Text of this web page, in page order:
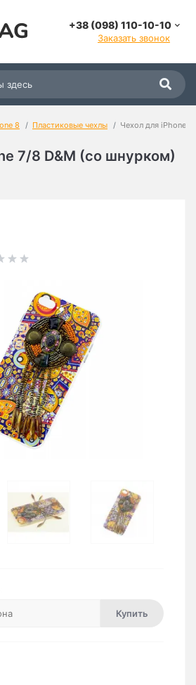
+38 (098) 110-10-10
Заказать звонок
8 Пластиковые чехлы Чехол для iPhone
7/8 D&M (со шнурком)
Купить